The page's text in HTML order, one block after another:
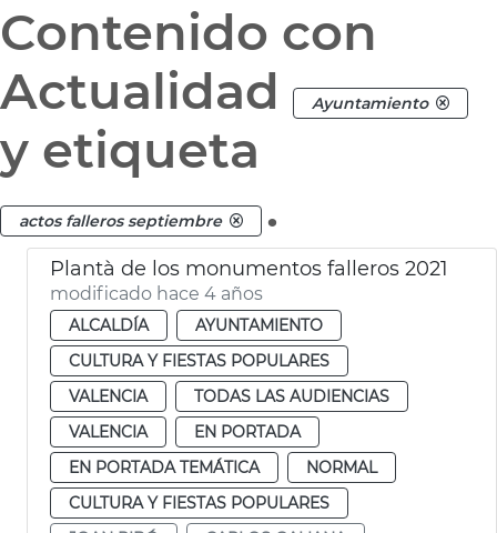
Contenido con
Actualidad
Ayuntamiento
y etiqueta
actos falleros septiembre .
Plantà de los monumentos falleros 2021
modificado hace 4 años
ALCALDÍA
AYUNTAMIENTO
CULTURA Y FIESTAS POPULARES
VALENCIA
TODAS LAS AUDIENCIAS
VALENCIA
EN PORTADA
EN PORTADA TEMÁTICA
NORMAL
CULTURA Y FIESTAS POPULARES